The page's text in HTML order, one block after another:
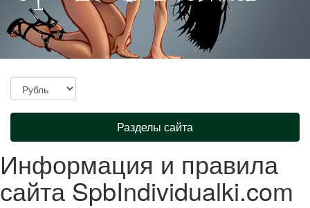
Toggle
navigation
Разделы сайта
Информация и правила
сайта SpbIndividualki.com